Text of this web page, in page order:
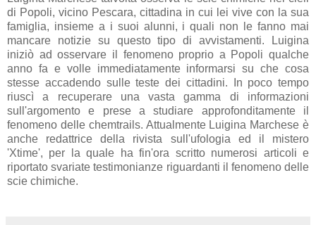
Condividi
giovedì 18 novembre 2010
Scie Chimiche: Verità o immaginazione?
C'è chi è pronto a giurare che le scie chimiche
altrimenti dette 'chemtrails', non esistono, eppure ne
sono pieni i nostri cieli. Di questa tematica si è discusso
domenica 17 ottobre al convegno ESOS ad Ortona, in
località Caldari, nella splendida ed affascinante cornice
dell'Agriturismo 'Agriverde'. La relatrice di questa tappa del
convegno è stata Luigina Marchese, studiosa delle scie